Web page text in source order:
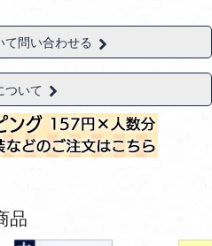
て問い合わせる
ついて
品